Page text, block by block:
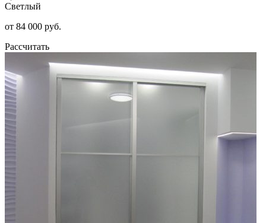
Светлый
от 84 000 руб.
Рассчитать